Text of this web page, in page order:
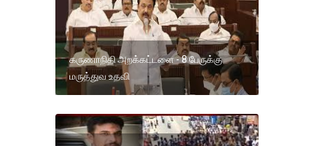
கருணாநிதி அறக்கட்டளை - 8 பேருக்கு
மருத்துவ உதவி